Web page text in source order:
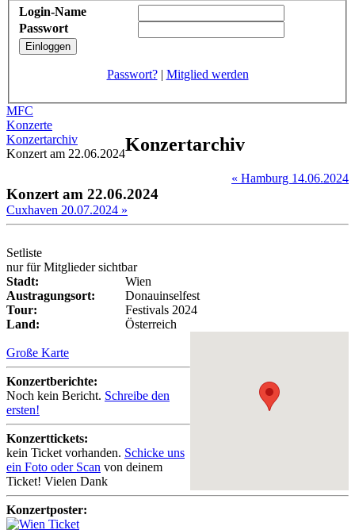
Login-Name
Passwort
Passwort?| Mitglied werden
MFC
Konzerte
Konzertarchiv
Konzert am 22.06.2024Konzertarchiv
« Hamburg 14.06.2024
Konzert am 22.06.2024
Cuxhaven 20.07.2024 »
Setliste
nur für Mitglieder sichtbar
Stadt:
Wien
Austragungsort:
Donauinselfest
Tour:
Festivals 2024
Land:
Österreich
Große Karte
Konzertberichte:
Noch kein Bericht. Schreibe den
ersten!
Konzerttickets:
kein Ticket vorhanden. Schicke uns
ein Foto oder Scan von deinem
Ticket! Vielen Dank
Konzertposter: